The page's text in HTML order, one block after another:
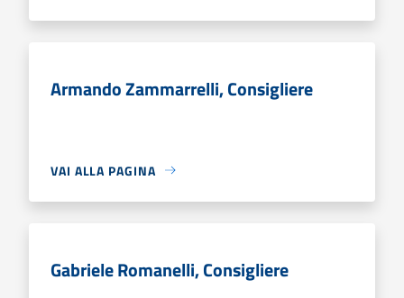
Armando Zammarrelli, Consigliere
VAI ALLA PAGINA
Gabriele Romanelli, Consigliere